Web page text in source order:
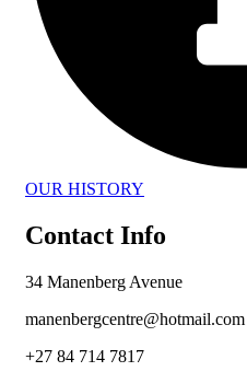
OUR HISTORY
Contact Info
34 Manenberg Avenue
manenbergcentre@hotmail.com
+27 84 714 7817